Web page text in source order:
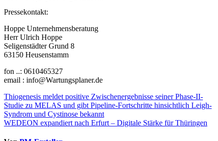
Pressekontakt:
Hoppe Unternehmensberatung
Herr Ulrich Hoppe
Seligenstädter Grund 8
63150 Heusenstamm
fon ..: 0610465327
email : info@Wartungsplaner.de
Beitragsnavigation
Thiogenesis meldet positive Zwischenergebnisse seiner Phase-II-
Studie zu MELAS und gibt Pipeline-Fortschritte hinsichtlich Leigh-
Syndrom und Cystinose bekannt
WEDEON expandiert nach Erfurt – Digitale Stärke für Thüringen